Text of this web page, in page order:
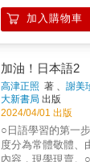
精簡說明！用關鍵
少時間抓住要點。
化例句，讓您一秒
句精選同級單字，
強單字量，學習效率翻倍！ ▲高
就測驗，讓被動學
單元都設計了專屬
題，讓您在記憶猶
是記憶的深化，更
擊破弱點，越戰越
一步！每次錯題都
錄錯誤原因，針對
樣的錯誤，脫穎而出就是您
法：學日語，不再
時間也能高效利用
是通勤路上的快速
成一課，讓您的日語
身辭典：忘了就查
鑰索引，查找變得
我們不只是學單字
活中用它。想像您
鞏固記憶的最佳方式！ ★單字大捕手
詞！ 整理出主題相
似處和不同點放在
打盡，一次記住一大批單字
打鐵趁熱，讀完馬
知識馬上實戰！
&ldquo;回想練習
個讓您從背誦走向
學好一口流利的日
利， 更倍增赴日
【快速說日文，So
候， 會不會覺得日
每一個字都是連成
上， 日本人還是一
的關係， 所以聽
字， 都是連成一
師， 以正常速度
加入購物車
加油！日本語2
高津正照 著 、謝美
大新書局 出版
2024/04/01 出版
○日語學習的第一
度分為常體敬體、
內容，現學現賣。